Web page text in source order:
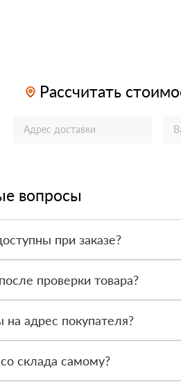
Рассчитать
вопросы
при заказе?
проверки товара?
адрес покупателя?
склада самому?